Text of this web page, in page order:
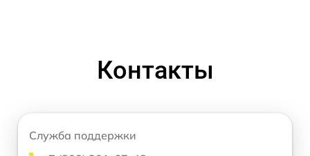
Контакты
Служба поддержки